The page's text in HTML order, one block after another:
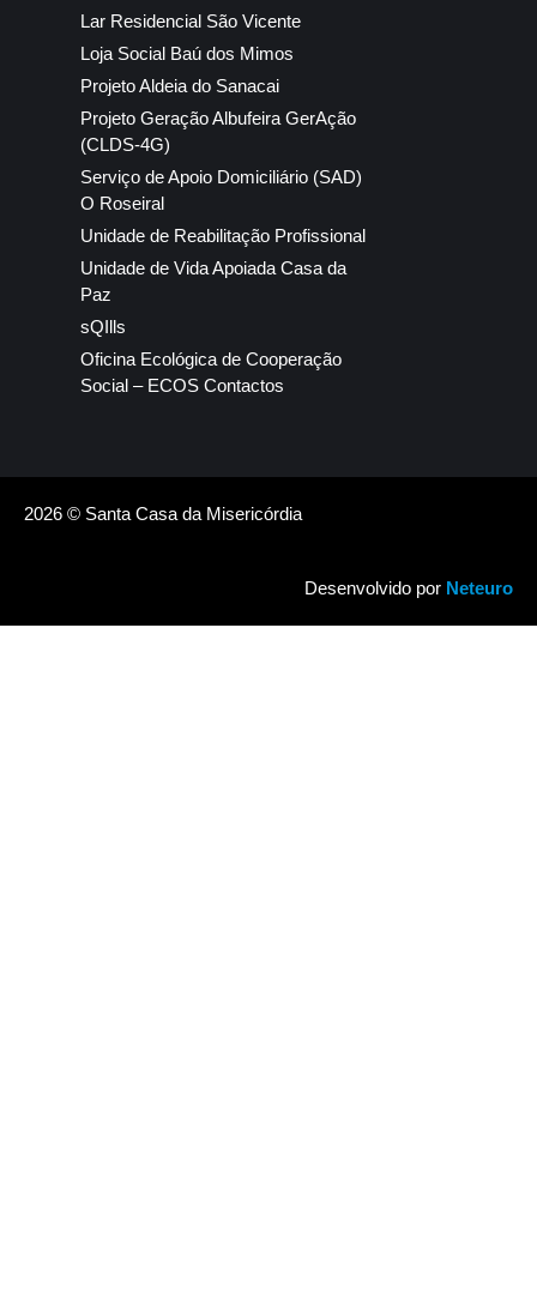
Lar Residencial São Vicente
Loja Social Baú dos Mimos
Projeto Aldeia do Sanacai
Projeto Geração Albufeira GerAção
(CLDS-4G)
Serviço de Apoio Domiciliário (SAD)
O Roseiral
Unidade de Reabilitação Profissional
Unidade de Vida Apoiada Casa da
Paz
sQIlls
Oficina Ecológica de Cooperação
Social – ECOS Contactos
2026 © Santa Casa da Misericórdia
Desenvolvido por Neteuro